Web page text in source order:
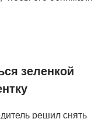
зеленкой
решил снять